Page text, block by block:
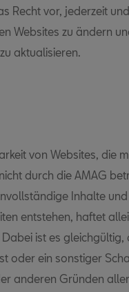
Recht vor, jederzeit
Websites zu ändern
aktualisieren.
von Websites, die
durch die AMAG
Inhalte
entstehen, haftet
ist es
oder ein sonstiger
anderen Gründen